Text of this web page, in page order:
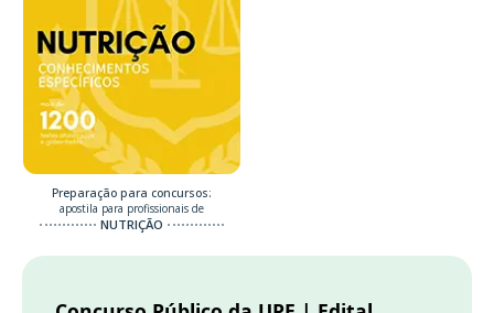
Preparação para concursos:
apostila para profissionais de
NUTRIÇÃO